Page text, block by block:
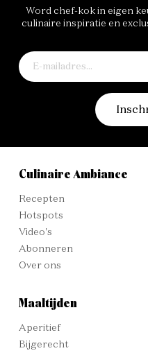
Word chef-kok in eigen
culinaire inspiratie en
Culinaire Ambiance
Recepten
Hotspots
Video's
Abonneren
Over ons
Maaltijden
Aperitief
Bijgerecht